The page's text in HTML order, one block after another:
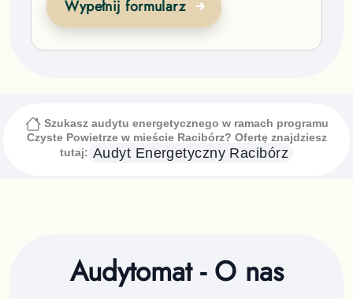
Wypełnij formularz
Szukasz audytu energetycznego w ramach programu
Czyste Powietrze w mieście Racibórz? Ofertę znajdziesz
tutaj: Audyt Energetyczny Racibórz
Audytomat - O nas